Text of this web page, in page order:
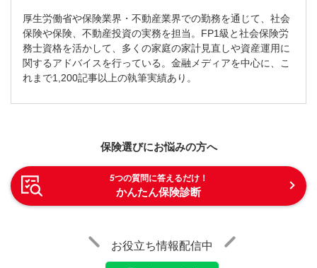
厚生労働省や保険業界・不動産業界での勤務を通じて、社会
保険や保険、不動産投資の実務を担当。FP1級と社会保険労
務士資格を活かして、多くの家庭の家計見直しや資産運用に
関するアドバイスを行っている。金融メディアを中心に、こ
れまで1,200記事以上の執筆実績あり。
保険選びにお悩みの方へ
5つの質問に答えるだけ！
かんたん保険診断
お役立ち情報配信中